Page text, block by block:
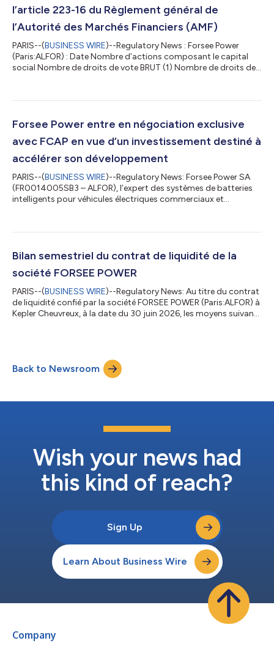
l’article 223-16 du Règlement général de
l’Autorité des Marchés Financiers (AMF)
PARIS--(BUSINESS WIRE)--Regulatory News : Forsee Power
(Paris:ALFOR) : Date Nombre d’actions composant le capital
social Nombre de droits de vote BRUT (1) Nombre de droits de
de l’Autorité des marchés financiers, nombre calculé sur la base
de vote, y compris les actions privées de droit de vote (auto-
Forsee Power entre en négociation exclusive
avec FCAP en vue d’un investissement destiné à
accélérer son développement
PARIS--(BUSINESS WIRE)--Regulatory News: Forsee Power SA
(FR0014005SB3 – ALFOR), l’expert des systèmes de batteries
intelligents pour véhicules électriques commerciaux et
d’investissement visant à renforcer ses fonds propres et à
Cette offre s’inscrit dans le cadre des discussions engagées par
Bilan semestriel du contrat de liquidité de la
société FORSEE POWER
PARIS--(BUSINESS WIRE)--Regulatory News: Au titre du contrat
de liquidité confié par la société FORSEE POWER (Paris:ALFOR) à
Kepler Cheuvreux, à la date du 30 juin 2026, les moyens suivants
semestre à la vente : 374 - Volume échangé sur le semestre à
l'achat : 168 289 titres pour 44 144.79 € - Volume échangé su...
Back to Newsroom
Wish your news had
this kind of reach?
Sign Up
Learn About Business Wire
Company